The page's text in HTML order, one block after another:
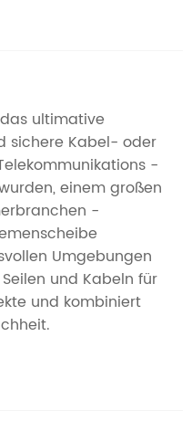
ultimative
sichere Kabel- oder
-
einem großen
-
Umgebungen
und Kabeln für
und kombiniert